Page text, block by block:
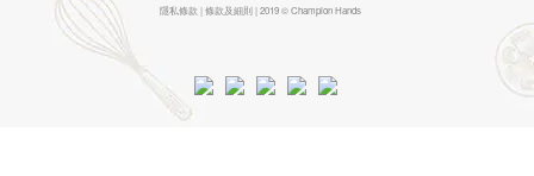
隱私條款 | 條款及細則 | 2019 © Champion Hands